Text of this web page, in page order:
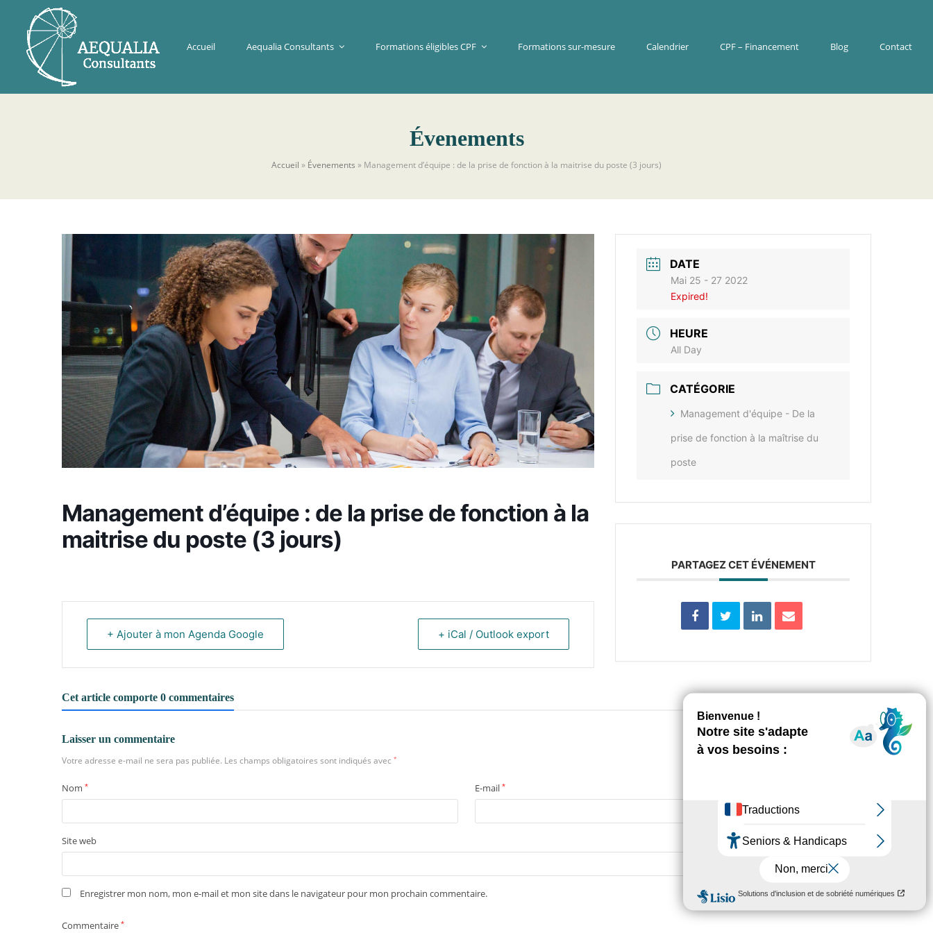
Accueil Aequalia Consultants Formations éligibles CPF Formations sur-mesure Calendrier CPF – Financement Blog Contact
Évenements
Accueil » Évenements » Management d’équipe : de la prise de fonction à la maitrise du poste (3 jours)
Management d’équipe : de la prise de fonction à la
maitrise du poste (3 jours)
+ Ajouter à mon Agenda Google + iCal / Outlook export
DATE
Mai 25 - 27 2022
Expired!
HEURE
All Day
CATÉGORIE
Management d'équipe - De la
prise de fonction à la maîtrise du
poste
PARTAGEZ CET ÉVÉNEMENT
Cet article comporte 0 commentaires
Laisser un commentaire
Votre adresse e-mail ne sera pas publiée. Les champs obligatoires sont indiqués avec *
Nom * E-mail *
Site web
Enregistrer mon nom, mon e-mail et mon site dans le navigateur pour mon prochain commentaire.
Commentaire *